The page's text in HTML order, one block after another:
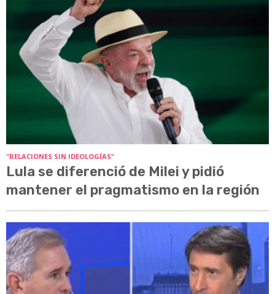
"RELACIONES SIN IDEOLOGÍAS"
Lula se diferenció de Milei y pidió
mantener el pragmatismo en la región